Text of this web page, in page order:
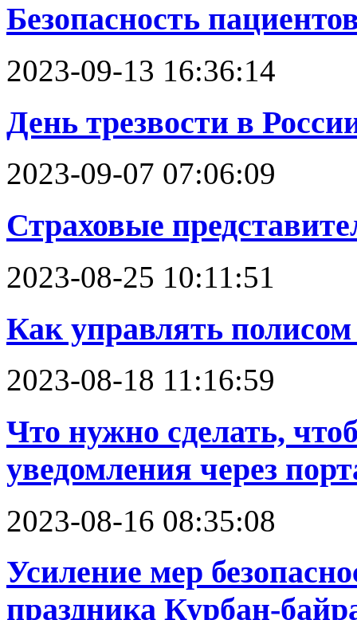
Безопасность
2023-09-13 16:36:14
День трезвости в
2023-09-07 07:06:09
Страховые
2023-08-25 10:11:51
Как управлять
2023-08-18 11:16:59
Что нужно сделать,
уведомления через
2023-08-16 08:35:08
Усиление мер
праздника Курбан-